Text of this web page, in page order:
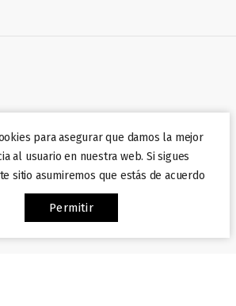
para asegurar que damos la mejor
al usuario en nuestra web. Si sigues
sitio asumiremos que estás de acuerdo
Permitir
Afiliazon. Prohibida su copia. 2022